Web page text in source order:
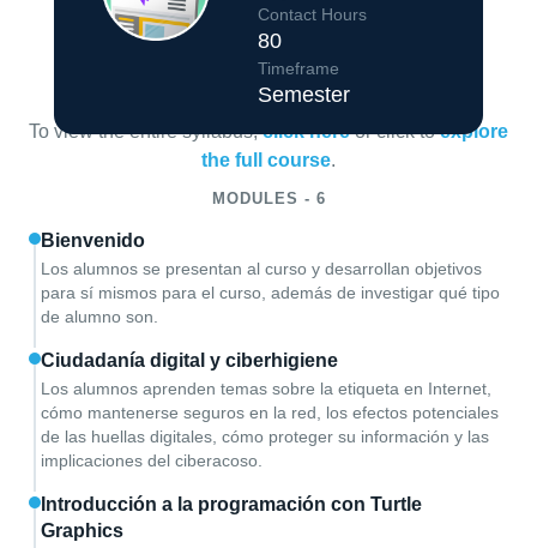
Contact Hours
80
Timeframe
Semester
Course Overview
To view the entire syllabus,click hereor click toexplore
the full course.
MODULES - 6
Bienvenido
Los alumnos se presentan al curso y desarrollan objetivos
para sí mismos para el curso, además de investigar qué tipo
de alumno son.
Ciudadanía digital y ciberhigiene
Los alumnos aprenden temas sobre la etiqueta en Internet,
cómo mantenerse seguros en la red, los efectos potenciales
de las huellas digitales, cómo proteger su información y las
implicaciones del ciberacoso.
Introducción a la programación con Turtle
Graphics